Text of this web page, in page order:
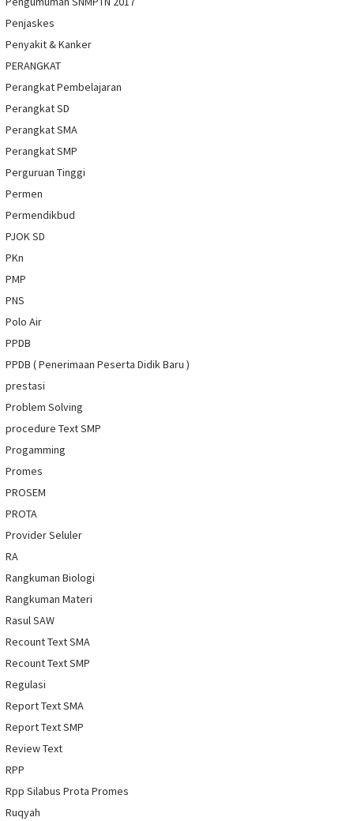
Penjaskes
Penyakit & Kanker
PERANGKAT
Perangkat Pembelajaran
Perangkat SD
Perangkat SMA
Perangkat SMP
Perguruan Tinggi
Permen
Permendikbud
PJOK SD
PKn
PMP
PNS
Polo Air
PPDB
PPDB ( Penerimaan Peserta Didik Baru )
prestasi
Problem Solving
procedure Text SMP
Progamming
Promes
PROSEM
PROTA
Provider Seluler
RA
Rangkuman Biologi
Rangkuman Materi
Rasul SAW
Recount Text SMA
Recount Text SMP
Regulasi
Report Text SMA
Report Text SMP
Review Text
RPP
Rpp Silabus Prota Promes
Ruqyah